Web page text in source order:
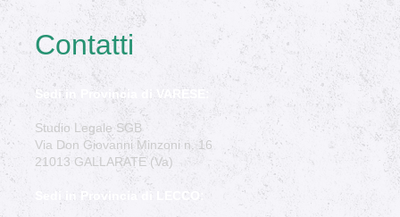
Contatti
Sedi in Provincia di VARESE:
Studio Legale SGB
Via Don Giovanni Minzoni n. 16
21013 GALLARATE (Va)
Sedi in Provincia di LECCO: